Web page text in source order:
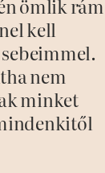
ömlik rám
kell
nem
minket